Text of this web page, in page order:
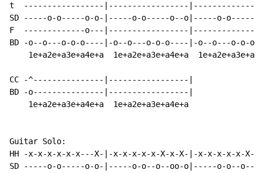
t  -----------------|-----------------
SD -----o-o-----o-o-|-----o-o-----o--o|-----o-o-----
F  -------------o---|-----------------|-------------
BD -o--o---o-o-o----|-o--o---o-o-o----|-o--o---o-o-
1e+a2e+a3e+a4e+a  1e+a2e+a3e+a4e+a
CC -^---------------|-----------------|
BD -o---------------|-----------------|
    1e+a2e+a3e+a4e+a  1e+a2e+a3e+a4e+a
Guitar Solo:
HH -x-x-x-x-x-x---X-|-x-x-x-x-x-X-x-X-|-x-x-x-x-x-X-
SD -----o-o-----o-o-|-----o-o--o--oo-o|-----o-o--o--